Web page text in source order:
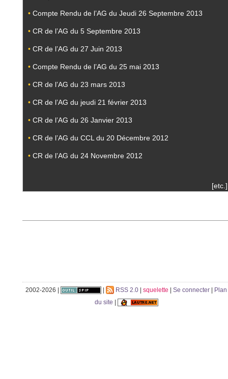
• Compte Rendu de l’AG du Jeudi 26 Septembre 2013
• CR de l’AG du 5 Septembre 2013
• CR de l’AG du 27 Juin 2013
• Compte Rendu de l’AG du 25 mai 2013
• CR de l’AG du 23 mars 2013
• CR de l’AG du jeudi 21 février 2013
• CR de l’AG du 26 Janvier 2013
• CR de l’AG du CCL du 20 Décembre 2012
• CR de l’AG du 24 Novembre 2012
[etc.]
2002-2026 | | RSS 2.0 | squelette | Se connecter | Plan
du site |